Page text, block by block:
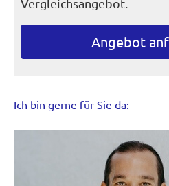
Vergleichsangebot.
An­ge­bot
Ich bin gerne für Sie da: